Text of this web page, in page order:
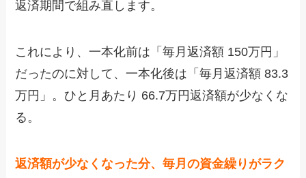
返済期間で組み直します。
これにより、一本化前は「毎月返済額 150万円」
だったのに対して、一本化後は「毎月返済額 83.3
万円」。ひと月あたり 66.7万円返済額が少なくな
る。
返済額が少なくなった分、毎月の資金繰りがラク